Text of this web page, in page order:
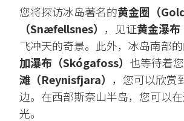
您将探访冰岛著名的黄金圈（
（Snæfellsnes） ，见证黄金瀑布
飞冲天的奇景。此外，冰岛南部
加瀑布（Skógafoss） 也等待着
滩（Reynisfjara） ，您可以欣赏
边。在西部斯奈山半岛，您可以
光。